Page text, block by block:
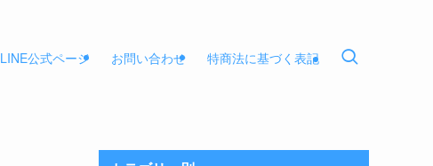
LINE公式ページ お問い合わせ 特商法に基づく表記